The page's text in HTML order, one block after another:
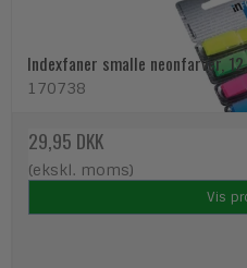
Indexfaner smalle neonfarver,
170738
29,95 DKK
(ekskl. moms)
Vis